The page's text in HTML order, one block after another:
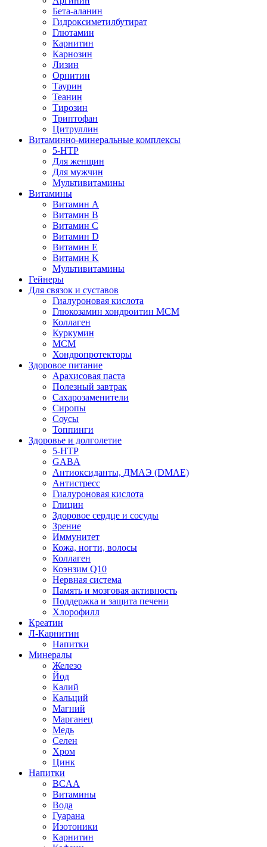
Бета-аланин
Гидроксиметилбутират
Глютамин
Карнитин
Карнозин
Лизин
Орнитин
Таурин
Теанин
Тирозин
Триптофан
Цитруллин
Витаминно-минеральные комплексы
5-HTP
Для женщин
Для мужчин
Мультивитамины
Витамины
Витамин A
Витамин B
Витамин C
Витамин D
Витамин E
Витамин K
Мультивитамины
Гейнеры
Для связок и суставов
Гиалуроновая кислота
Глюкозамин хондроитин МСМ
Коллаген
Куркумин
МСМ
Хондропротекторы
Здоровое питание
Арахисовая паста
Полезный завтрак
Сахарозаменители
Сиропы
Соусы
Топпинги
Здоровье и долголетие
5-HTP
GABA
Антиоксиданты, ДМАЭ (DMAE)
Антистресс
Гиалуроновая кислота
Глицин
Здоровое сердце и сосуды
Зрение
Иммунитет
Кожа, ногти, волосы
Коллаген
Коэнзим Q10
Нервная система
Память и мозговая активность
Поддержка и защита печени
Хлорофилл
Креатин
Л-Карнитин
Напитки
Минералы
Железо
Йод
Калий
Кальций
Магний
Марганец
Медь
Селен
Хром
Цинк
Напитки
BCAA
Витамины
Вода
Гуарана
Изотоники
Карнитин